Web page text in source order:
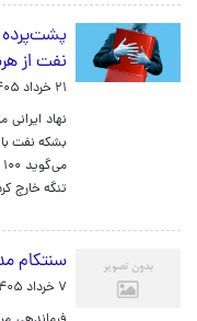
نفت از
۲۱ خرداد ۱۴۰۵، ۱۵:۳۷
بشکه نفت با
تنگه خارج
سنتکام مدعی
۷ خرداد ۱۴۰۵، ۲۳:۵۹